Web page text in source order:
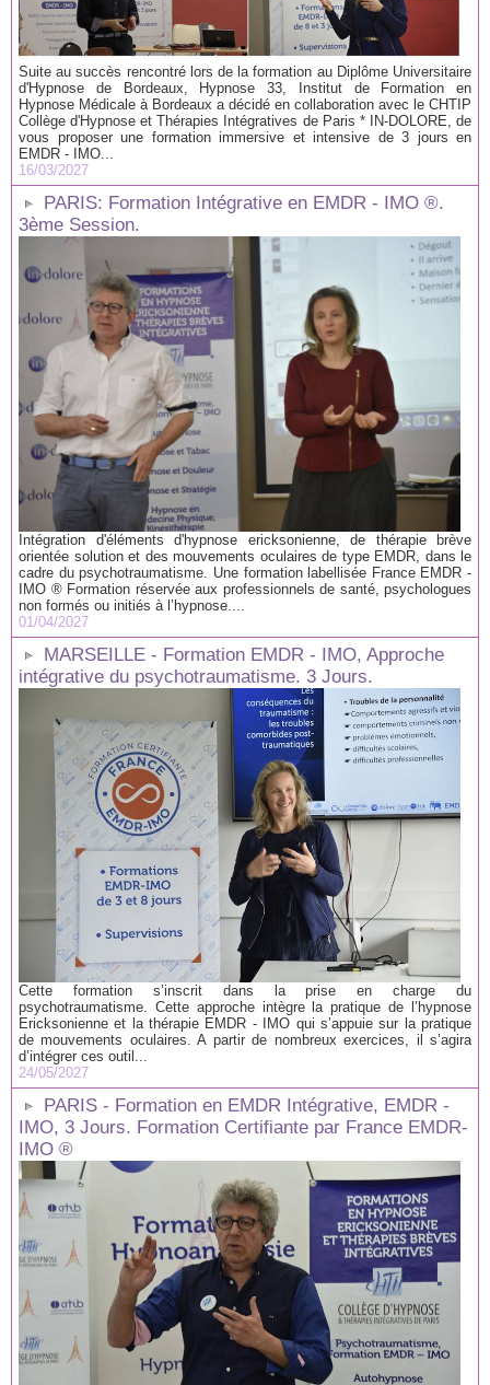
Suite au succès rencontré lors de la formation au Diplôme Universitaire
d'Hypnose de Bordeaux, Hypnose 33, Institut de Formation en
Hypnose Médicale à Bordeaux a décidé en collaboration avec le CHTIP
Collège d'Hypnose et Thérapies Intégratives de Paris * IN-DOLORE, de
vous proposer une formation immersive et intensive de 3 jours en
EMDR - IMO...
16/03/2027
PARIS: Formation Intégrative en EMDR - IMO ®.
3ème Session.
Intégration d'éléments d'hypnose ericksonienne, de thérapie brève
orientée solution et des mouvements oculaires de type EMDR, dans le
cadre du psychotraumatisme. Une formation labellisée France EMDR -
IMO ® Formation réservée aux professionnels de santé, psychologues
non formés ou initiés à l’hypnose....
01/04/2027
MARSEILLE - Formation EMDR - IMO, Approche
intégrative du psychotraumatisme. 3 Jours.
Cette formation s’inscrit dans la prise en charge du
psychotraumatisme. Cette approche intègre la pratique de l’hypnose
Ericksonienne et la thérapie EMDR - IMO qui s’appuie sur la pratique
de mouvements oculaires. A partir de nombreux exercices, il s’agira
d’intégrer ces outil...
24/05/2027
PARIS - Formation en EMDR Intégrative, EMDR -
IMO, 3 Jours. Formation Certifiante par France EMDR-
IMO ®